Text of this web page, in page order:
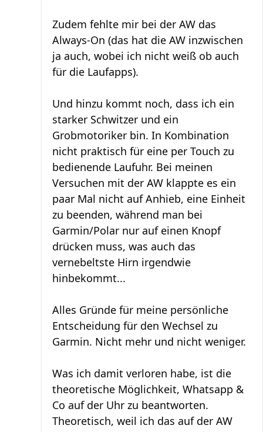
Zudem fehlte mir bei der AW das
Always-On (das hat die AW inzwischen
ja auch, wobei ich nicht weiß ob auch
für die Laufapps).
Und hinzu kommt noch, dass ich ein
starker Schwitzer und ein
Grobmotoriker bin. In Kombination
nicht praktisch für eine per Touch zu
bedienende Laufuhr. Bei meinen
Versuchen mit der AW klappte es ein
paar Mal nicht auf Anhieb, eine Einheit
zu beenden, während man bei
Garmin/Polar nur auf einen Knopf
drücken muss, was auch das
vernebeltste Hirn irgendwie
hinbekommt...
Alles Gründe für meine persönliche
Entscheidung für den Wechsel zu
Garmin. Nicht mehr und nicht weniger.
Was ich damit verloren habe, ist die
theoretische Möglichkeit, Whatsapp &
Co auf der Uhr zu beantworten.
Theoretisch, weil ich das auf der AW